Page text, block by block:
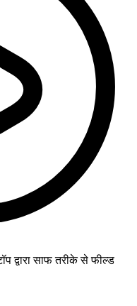
द्वारा साफ तरीके से फील्ड